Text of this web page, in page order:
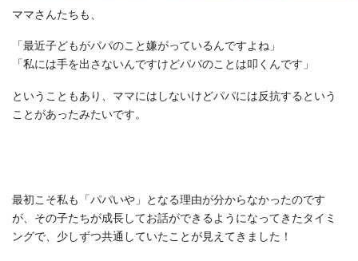
ママさんたちも、
「最近子どもがパパのこと嫌がっているんですよね」
「私には手を出さないんですけどパパのことは叩くんです」
ということもあり、ママにはしないけどパパには反抗するという
ことがあったみたいです。
最初こそ私も「パパいや」となる理由が分からなかったのです
が、その子たちが成長してお話ができるようになってきたタイミ
ングで、少しずつ共通していたことが見えてきました！